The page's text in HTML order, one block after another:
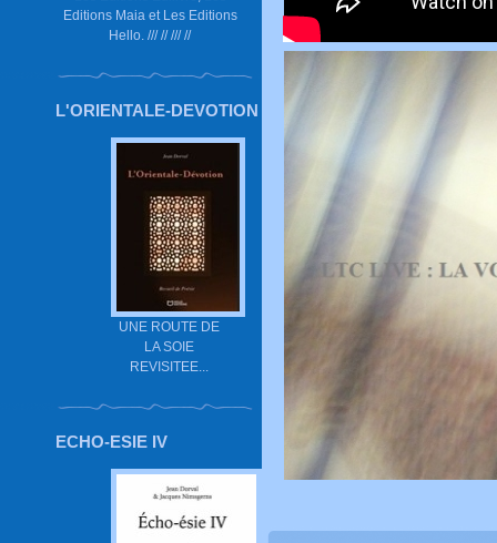
Editions Maia et Les Editions
Hello. /// // /// //
L'ORIENTALE-DEVOTION
UNE ROUTE DE
LA SOIE
REVISITEE...
ECHO-ESIE IV